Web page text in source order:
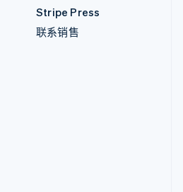
Stripe Press
联系销售